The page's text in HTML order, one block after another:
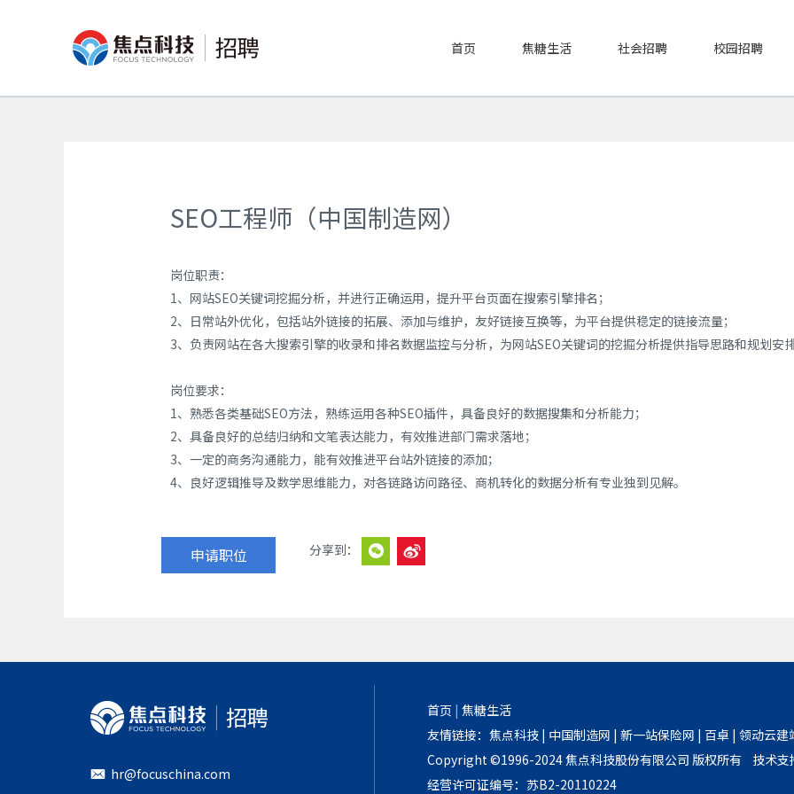
首页 焦糖生活 社会招聘 校园招聘
SEO工程师（中国制造网）
岗位职责：
1、网站SEO关键词挖掘分析，并进行正确运用，提升平台页面在搜索引擎排名；
2、日常站外优化，包括站外链接的拓展、添加与维护，友好链接互换等，为平台提供稳定的链接流量；
3、负责网站在各大搜索引擎的收录和排名数据监控与分析，为网站SEO关键词的挖掘分析提供指导思路和规划安
岗位要求：
1、熟悉各类基础SEO方法，熟练运用各种SEO插件，具备良好的数据搜集和分析能力；
2、具备良好的总结归纳和文笔表达能力，有效推进部门需求落地；
3、一定的商务沟通能力，能有效推进平台站外链接的添加；
4、良好逻辑推导及数学思维能力，对各链路访问路径、商机转化的数据分析有专业独到见解。
申请职位
hr@focuschina.com
首页 | 焦糖生活
友情链接： 焦点科技 | 中国制造网 | 新一站保险网 | 百卓 | 领动云建
Copyright ©1996-2024 焦点科技股份有限公司 版权所有 技术支
经营许可证编号：苏B2-20110224